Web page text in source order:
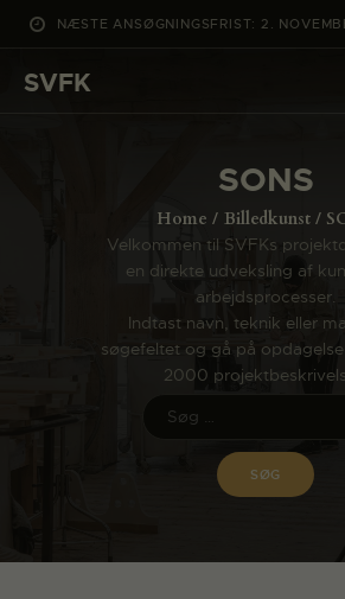
NÆSTE ANSØGNINGSFRIST: 2.
SVFK
SONS
Home Billedkunst
Velkommen til SVFKs
en direkte udveksling af
arbejdsprocesser.
Indtast navn, teknik eller
søgefeltet og gå på
2000
CHANNEL
ANSØG
OM SVFK
ENGLISH